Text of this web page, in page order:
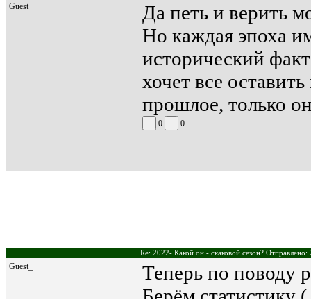
Guest_
Да петь и верить
Но каждая эпоха
исторический
хочет все
прошлое, только
0 0
Re: 2022- Какой он - скаковой сезон?
Guest_
Теперь по поводу